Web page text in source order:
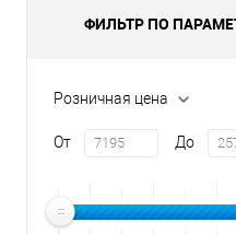
ФИЛЬТР ПО
Розничная цена
От До